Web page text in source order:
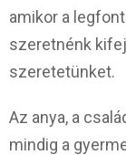
amikor a
szeretnénk
szeretetünket.
Az anya, a
mindig a